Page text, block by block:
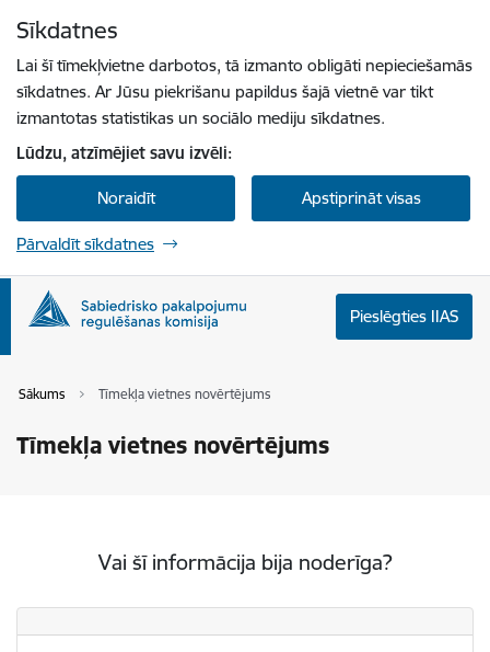
Sīkdatnes
Lai šī tīmekļvietne darbotos, tā izmanto obligāti nepieciešamās
sīkdatnes. Ar Jūsu piekrišanu papildus šajā vietnē var tikt
izmantotas statistikas un sociālo mediju sīkdatnes.
Lūdzu, atzīmējiet savu izvēli:
Noraidīt Apstiprināt visas
Pārvaldīt sīkdatnes
Pieslēgties IIAS
Sākums Tīmekļa vietnes novērtējums
Tīmekļa vietnes novērtējums
Vai šī informācija bija noderīga?
Vai šī informācija bija noderīga?